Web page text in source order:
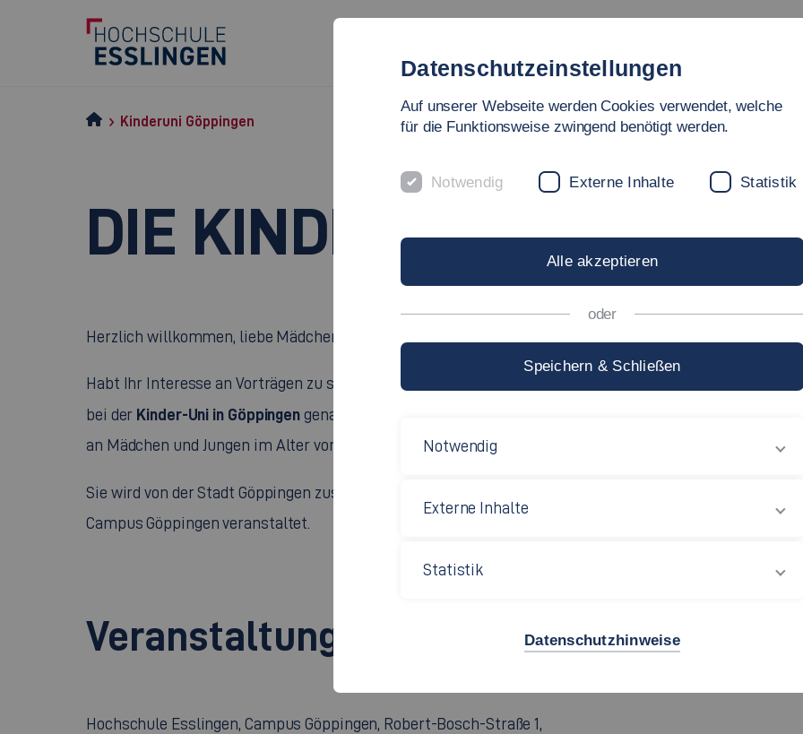
Kinderuni Göppingen
DIE KINDER-UNI IN
Herzlich willkommen, liebe Mädchen und Jungen und liebe Eltern!
Habt Ihr Interesse an Vorträgen zu spannenden Themen? Dann seid Ihr
bei der Kinder-Uni in Göppingen genau richtig. Die Kinder-Uni richtet sich
an Mädchen und Jungen im Alter von acht bis zwölf Jahren.
Sie wird von der Stadt Göppingen zusammen mit der Hochschule am
Campus Göppingen veranstaltet.
Veranstaltungsort
Hochschule Esslingen, Campus Göppingen, Robert-Bosch-Straße 1,
Datenschutzeinstellungen
Auf unserer Webseite werden Cookies verwendet, welche
für die Funktionsweise zwingend benötigt werden.
Notwendig Externe Inhalte Statistik
Alle akzeptieren
oder
Speichern & Schließen
Notwendig
Externe Inhalte
Statistik
Datenschutzhinweise